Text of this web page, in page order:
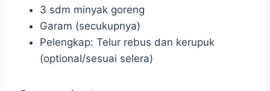
3 sdm minyak goreng
Garam (secukupnya)
Pelengkap: Telur rebus dan kerupuk
(optional/sesuai selera)